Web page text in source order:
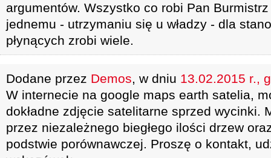
argumentów. Wszystko co robi Pan
jednemu - utrzymaniu się u władzy - dla
płynących zrobi wiele.
Dodane przez Demos, w dniu 13.02.2015 r.,
W internecie na google maps earth satelia,
dokładne zdjęcie satelitarne sprzed wycinki.
przez niezależnego biegłego ilości drzew
podstwie porównawczej. Proszę o kontakt,